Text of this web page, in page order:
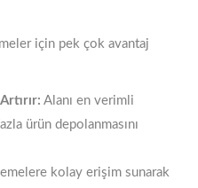
için pek çok avantaj
Alanı en verimli
ürün depolanmasını
kolay erişim sunarak